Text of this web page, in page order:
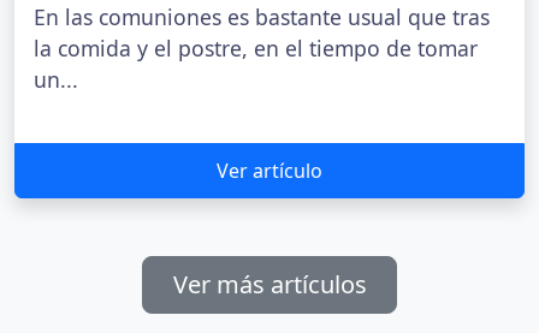
En las comuniones es bastante usual que tras
la comida y el postre, en el tiempo de tomar
un...
Ver artículo
Ver más artículos